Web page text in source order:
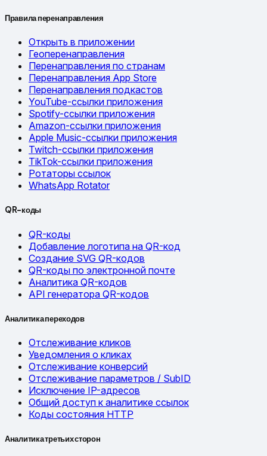
Правила перенаправления
Открыть в приложении
Геоперенаправления
Перенаправления по странам
Перенаправления App Store
Перенаправления подкастов
YouTube-ссылки приложения
Spotify-ссылки приложения
Amazon-ссылки приложения
Apple Music-ссылки приложения
Twitch-ссылки приложения
TikTok-ссылки приложения
Ротаторы ссылок
WhatsApp Rotator
QR-коды
QR-коды
Добавление логотипа на QR-код
Создание SVG QR-кодов
QR-коды по электронной почте
Аналитика QR-кодов
API генератора QR-кодов
Аналитика переходов
Отслеживание кликов
Уведомления о кликах
Отслеживание конверсий
Отслеживание параметров / SubID
Исключение IP-адресов
Общий доступ к аналитике ссылок
Коды состояния HTTP
Аналитика третьих сторон